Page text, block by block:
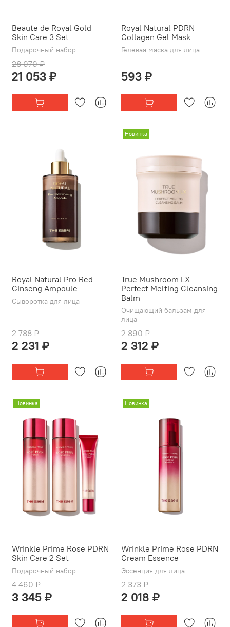
Beaute de Royal Gold
Skin Care 3 Set
Подарочный набор
28 070 ₽
21 053 ₽
Royal Natural PDRN
Collagen Gel Mask
Гелевая маска для лица
593 ₽
Royal Natural Pro Red
Ginseng Ampoule
Сыворотка для лица
2 788 ₽
2 231 ₽
Новинка
True Mushroom LX
Perfect Melting Cleansing
Balm
Очищающий бальзам для
лица
2 890 ₽
2 312 ₽
Новинка
Wrinkle Prime Rose PDRN
Skin Care 2 Set
Подарочный набор
4 460 ₽
3 345 ₽
Новинка
Wrinkle Prime Rose PDRN
Cream Essence
Эссенция для лица
2 373 ₽
2 018 ₽